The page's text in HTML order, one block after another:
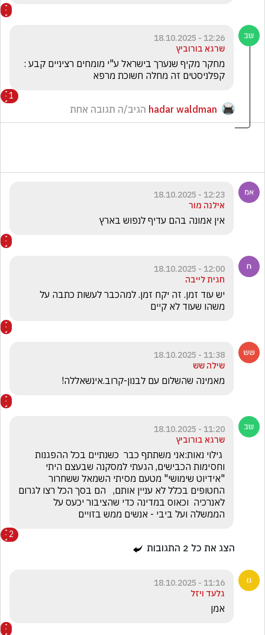
12:26 - 18.10.2025
שרגא בורוביץ
קפלניסטים זה מחלה חשוכת מרפא
1
hadar waldman הגיב/ה תגובה אחת
12:23 - 18.10.2025
אילנה מור
אין אמונה בהם עדיף לנפוש בארץ
12:00 - 18.10.2025
חגית לייבה
משהו שעוד לא קיים
11:38 - 18.10.2025
שילה שש
מאמינה שהשלום עם לבנון-קרוב.אינשאללה!
11:20 - 18.10.2025
שרגא בורוביץ
הממשלה ועל ביבי - אנשים ממש בזויים
2
הצג את כל 2 התגובות
11:16 - 18.10.2025
גלעד ויזל
אמן